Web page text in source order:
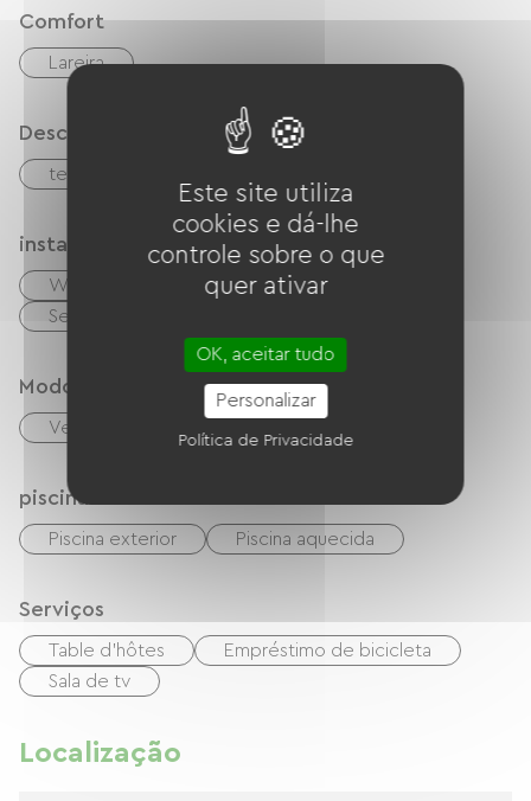
Comfort
Lareira
Descrição
terraço
instalações
Wi-Fi grátis TV
Garden Lounge
Secador de cabelo
Modos de paiement
Verificações
piscina
Piscina exterior Piscina aquecida
Serviços
Table d'hôtes
Empréstimo de bicicleta
Sala de tv
Localização
Este site utiliza
cookies e dá-lhe
controle sobre o que
quer ativar
OK, aceitar tudo
Personalizar
Política de Privacidade